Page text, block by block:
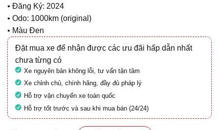
• Đăng Ký: 2024
• Odo: 1000km (original)
• Màu Đen
Đặt mua xe để nhận được các ưu đãi hấp dẫn nhất
chưa từng có
Xe nguyên bản không lỗi, tư vấn tận tâm
Xe chỉnh chủ, chính hãng, đầy đủ pháp lý
Hỗ trợ vận chuyển xe toàn quốc
Hỗ trợ tốt trước và sau khi mua bán (24/24)